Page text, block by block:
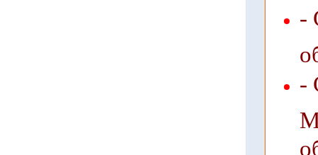
-
-